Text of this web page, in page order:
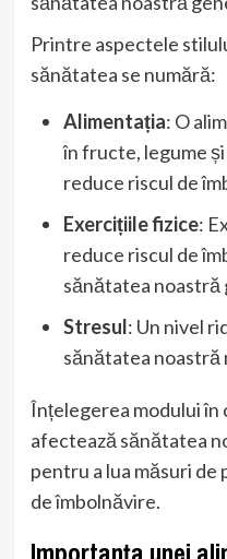
Printre aspectele
sănătatea se numără:
Alimentația: O
în fructe, legume
reduce riscul de
Exercițiile fizice:
reduce riscul de
sănătatea noastră
Stresul: Un nivel
sănătatea noastră
Înțelegerea modului în
afectează sănătatea
pentru a lua măsuri de
de îmbolnăvire.